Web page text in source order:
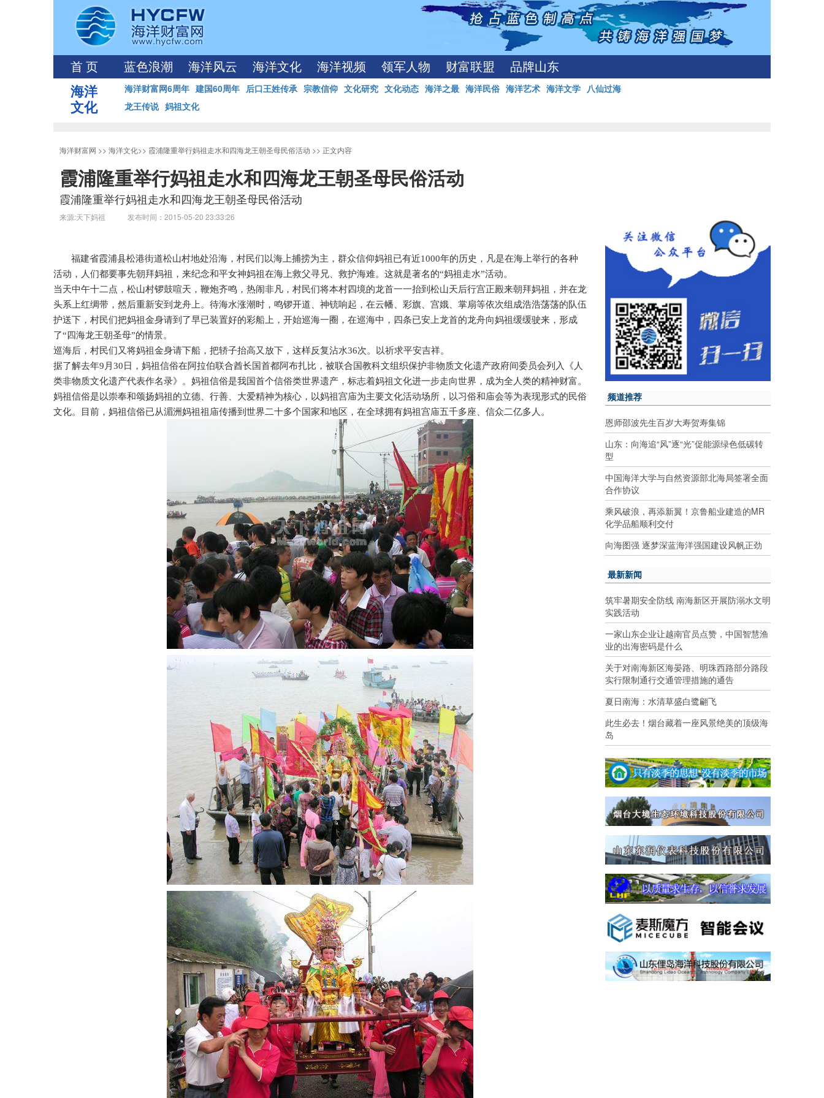
首 页 蓝色浪潮 海洋风云 海洋文化 海洋视频 领军人物 财富联盟 品牌山东
海洋
文化
海洋财富网6周年 建国60周年 后口王姓传承 宗教信仰 文化研究 文化动态 海洋之最 海洋民俗 海洋艺术 海洋文学 八仙过海
龙王传说 妈祖文化
海洋财富网 >> 海洋文化>> 霞浦隆重举行妈祖走水和四海龙王朝圣母民俗活动 >> 正文内容
霞浦隆重举行妈祖走水和四海龙王朝圣母民俗活动
霞浦隆重举行妈祖走水和四海龙王朝圣母民俗活动
来源:天下妈祖 发布时间：2015-05-20 23:33:26
福建省霞浦县松港街道松山村地处沿海，村民们以海上捕捞为主，群众信仰妈祖已有近1000年的历史，凡是在海上举行的各种
活动，人们都要事先朝拜妈祖，来纪念和平女神妈祖在海上救父寻兄、救护海难。这就是著名的“妈祖走水”活动。
当天中午十二点，松山村锣鼓喧天，鞭炮齐鸣，热闹非凡，村民们将本村四境的龙首一一抬到松山天后行宫正殿来朝拜妈祖，并在龙
头系上红绸带，然后重新安到龙舟上。待海水涨潮时，鸣锣开道、神铳响起，在云幡、彩旗、宫娥、掌扇等依次组成浩浩荡荡的队伍
护送下，村民们把妈祖金身请到了早已装置好的彩船上，开始巡海一圈，在巡海中，四条已安上龙首的龙舟向妈祖缓缓驶来，形成
了“四海龙王朝圣母”的情景。
巡海后，村民们又将妈祖金身请下船，把轿子抬高又放下，这样反复沾水36次。以祈求平安吉祥。
据了解去年9 月 30 日，妈祖信俗在阿拉伯联合酋长国首都阿布扎比，被联合国教科文组织保护非物质文化遗产政府间委员会列入《人
类非物质文化遗产代表作名录》。妈祖信俗是我国首个信俗类世界遗产，标志着妈祖文化进一步走向世界，成为全人类的精神财富。
妈祖信俗是以崇奉和颂扬妈祖的立德、行善、大爱精神为核心，以妈祖宫庙为主要文化活动场所，以习俗和庙会等为表现形式的民俗
文化。目前，妈祖信俗已从湄洲妈祖祖庙传播到世界二十多个国家和地区，在全球拥有妈祖宫庙五千多座、信众二亿多人。
频道推荐
恩师邵波先生百岁大寿贺寿集锦
山东：向海追“风”逐“光”促能源绿色低碳转
型
中国海洋大学与自然资源部北海局签署全面
合作协议
乘风破浪，再添新翼！京鲁船业建造的MR
化学品船顺利交付
向海图强 逐梦深蓝海洋强国建设风帆正劲
最新新闻
筑牢暑期安全防线 南海新区开展防溺水文明
实践活动
一家山东企业让越南官员点赞，中国智慧渔
业的出海密码是什么
关于对南海新区海晏路、明珠西路部分路段
实行限制通行交通管理措施的通告
夏日南海：水清草盛白鹭翩飞
此生必去！烟台藏着一座风景绝美的顶级海
岛